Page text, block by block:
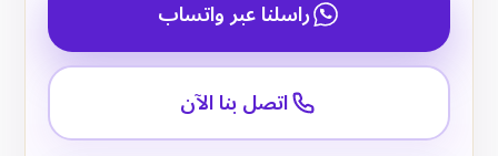
راسلنا عبر واتساب
اتصل بنا الآن